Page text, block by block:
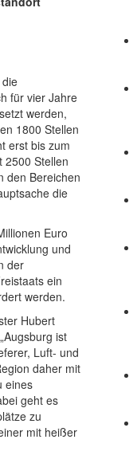
für vier Jahre
werden,
1800 Stellen
erst bis zum
2500 Stellen
den Bereichen
die
Euro
und
der
ein
werden.
Hubert
ist
Luft- und
daher mit
eines
geht es
zu
mit heißer